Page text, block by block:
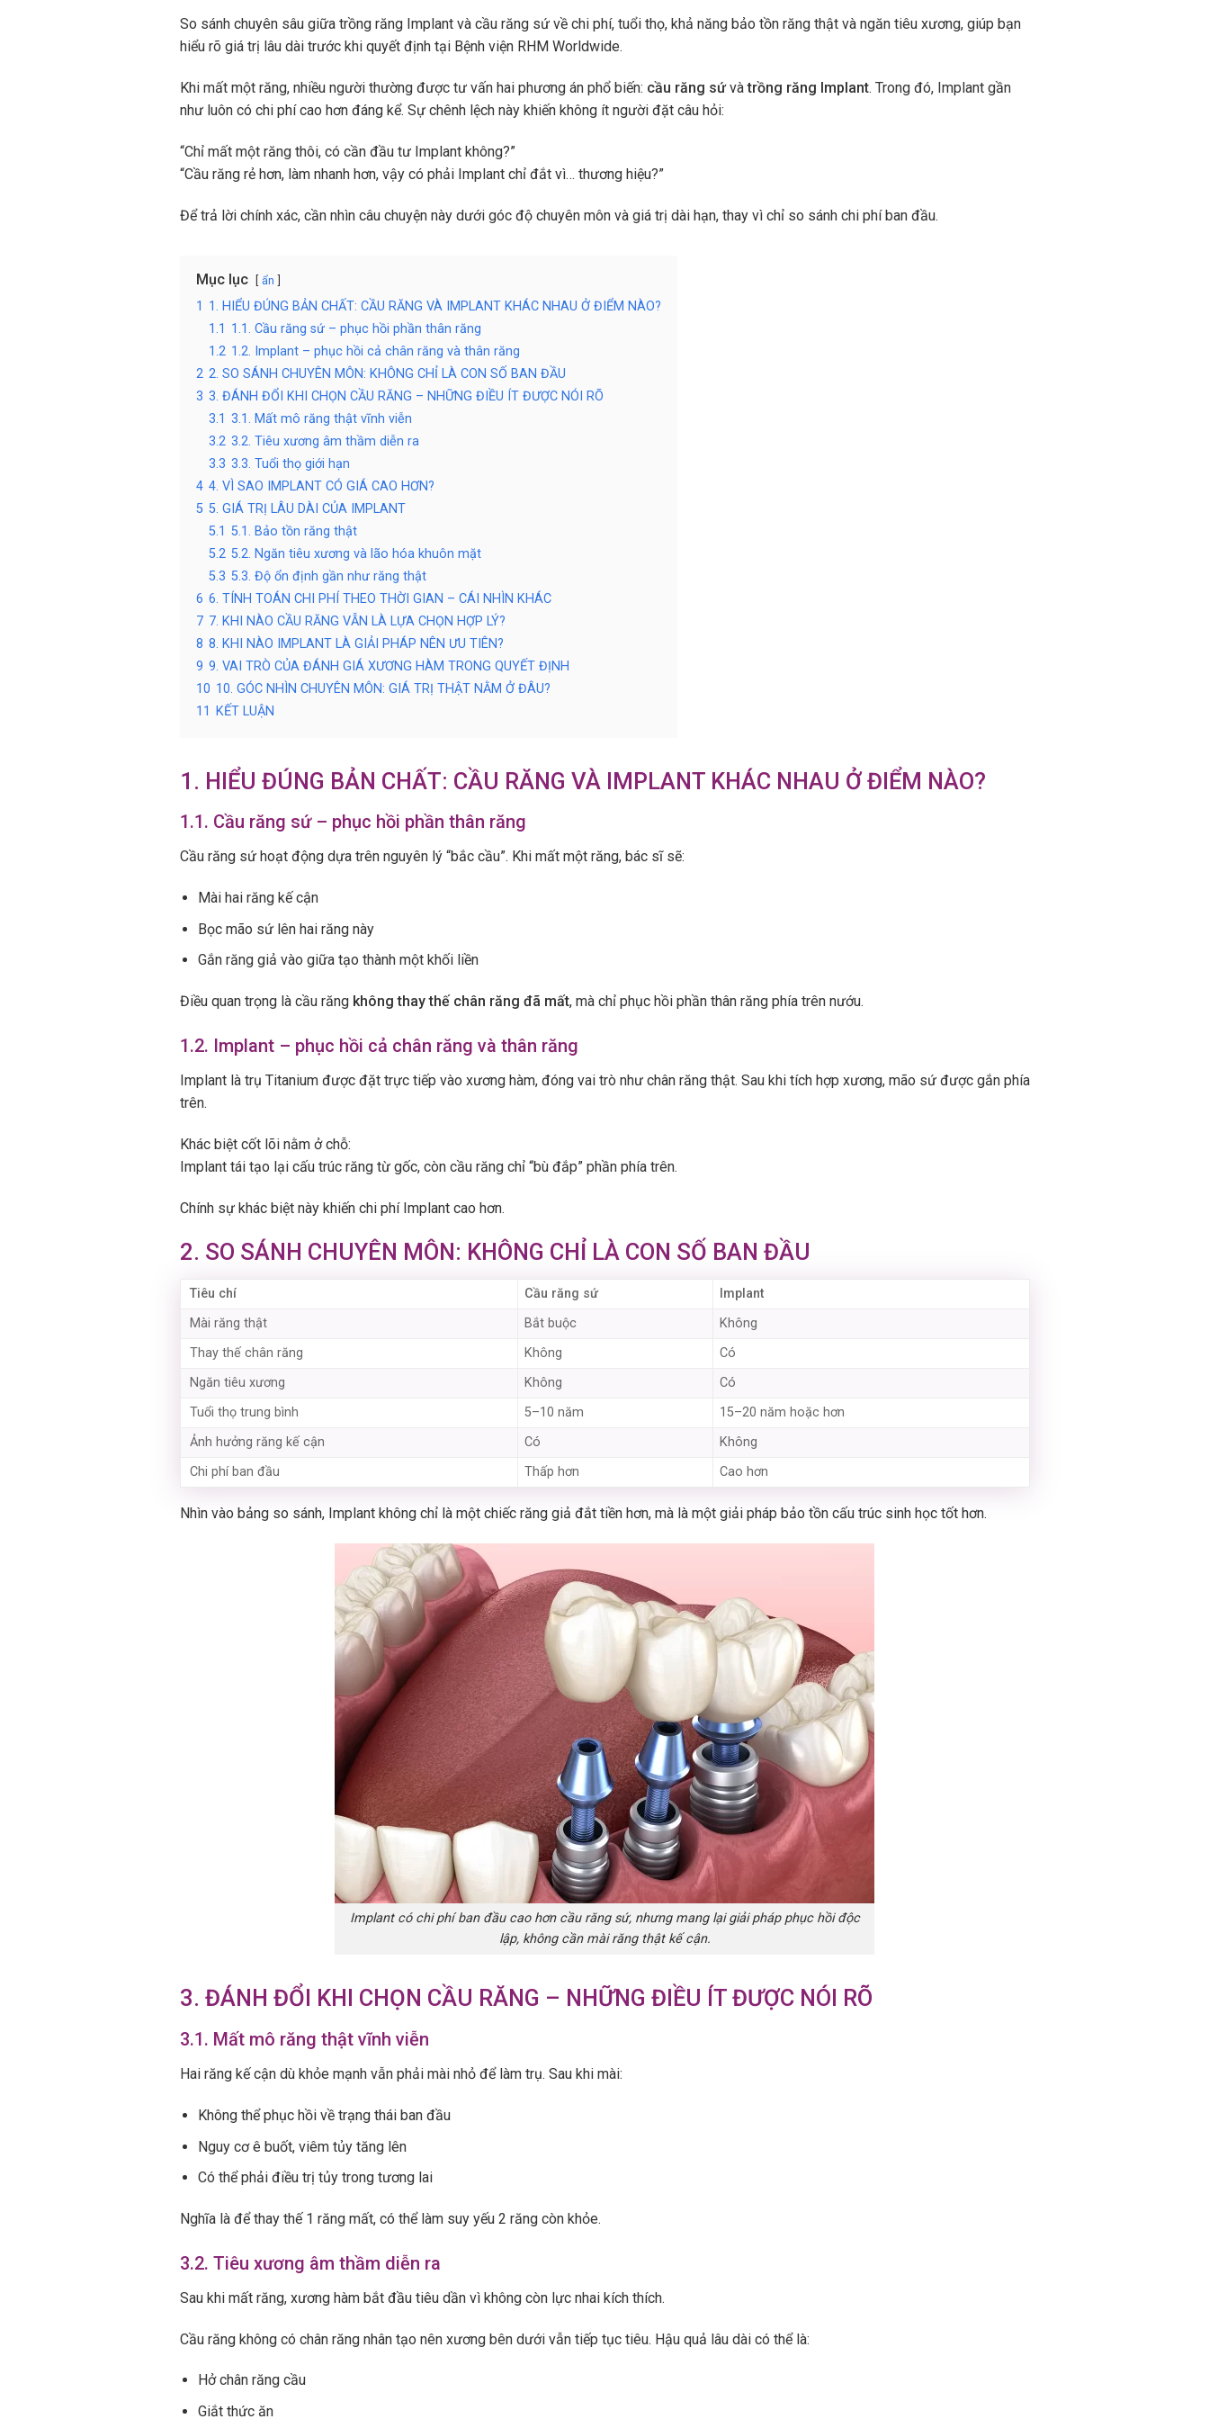
So sánh chuyên sâu giữa trồng răng Implant và cầu răng sứ về chi phí, tuổi thọ, khả năng bảo tồn răng thật và ngăn tiêu xương, giúp bạn
hiểu rõ giá trị lâu dài trước khi quyết định tại Bệnh viện RHM Worldwide.
Khi mất một răng, nhiều người thường được tư vấn hai phương án phổ biến: cầu răng sứvàtrồng răng Implant. Trong đó, Implant gần
như luôn có chi phí cao hơn đáng kể. Sự chênh lệch này khiến không ít người đặt câu hỏi:
“Chỉ mất một răng thôi, có cần đầu tư Implant không?”
“Cầu răng rẻ hơn, làm nhanh hơn, vậy có phải Implant chỉ đắt vì… thương hiệu?”
Để trả lời chính xác, cần nhìn câu chuyện này dưới góc độ chuyên môn và giá trị dài hạn, thay vì chỉ so sánh chi phí ban đầu.
Mục lục ẩn
1 1. HIỂU ĐÚNG BẢN CHẤT: CẦU RĂNG VÀ IMPLANT KHÁC NHAU Ở ĐIỂM NÀO?
1.1 1.1. Cầu răng sứ – phục hồi phần thân răng
1.2 1.2. Implant – phục hồi cả chân răng và thân răng
2 2. SO SÁNH CHUYÊN MÔN: KHÔNG CHỈ LÀ CON SỐ BAN ĐẦU
3 3. ĐÁNH ĐỔI KHI CHỌN CẦU RĂNG – NHỮNG ĐIỀU ÍT ĐƯỢC NÓI RÕ
3.1 3.1. Mất mô răng thật vĩnh viễn
3.2 3.2. Tiêu xương âm thầm diễn ra
3.3 3.3. Tuổi thọ giới hạn
4 4. VÌ SAO IMPLANT CÓ GIÁ CAO HƠN?
5 5. GIÁ TRỊ LÂU DÀI CỦA IMPLANT
5.1 5.1. Bảo tồn răng thật
5.2 5.2. Ngăn tiêu xương và lão hóa khuôn mặt
5.3 5.3. Độ ổn định gần như răng thật
6 6. TÍNH TOÁN CHI PHÍ THEO THỜI GIAN – CÁI NHÌN KHÁC
7 7. KHI NÀO CẦU RĂNG VẪN LÀ LỰA CHỌN HỢP LÝ?
8 8. KHI NÀO IMPLANT LÀ GIẢI PHÁP NÊN ƯU TIÊN?
9 9. VAI TRÒ CỦA ĐÁNH GIÁ XƯƠNG HÀM TRONG QUYẾT ĐỊNH
10 10. GÓC NHÌN CHUYÊN MÔN: GIÁ TRỊ THẬT NẰM Ở ĐÂU?
11
KẾT LUẬN
1. HIỂU ĐÚNG BẢN CHẤT: CẦU RĂNG VÀ IMPLANT KHÁC NHAU Ở ĐIỂM NÀO?
1.1. Cầu răng sứ – phục hồi phần thân răng
Cầu răng sứ hoạt động dựa trên nguyên lý “bắc cầu”. Khi mất một răng, bác sĩ sẽ:
Mài hai răng kế cận
Bọc mão sứ lên hai răng này
Gắn răng giả vào giữa tạo thành một khối liền
Điều quan trọng là cầu răng không thay thế chân răng đã mất, mà chỉ phục hồi phần thân răng phía trên nướu.
1.2. Implant – phục hồi cả chân răng và thân răng
Implant là trụ Titanium được đặt trực tiếp vào xương hàm, đóng vai trò như chân răng thật. Sau khi tích hợp xương, mão sứ được gắn phía
trên.
Khác biệt cốt lõi nằm ở chỗ:
Implant tái tạo lại cấu trúc răng từ gốc, còn cầu răng chỉ “bù đắp” phần phía trên.
Chính sự khác biệt này khiến chi phí Implant cao hơn.
2. SO SÁNH CHUYÊN MÔN: KHÔNG CHỈ LÀ CON SỐ BAN ĐẦU
Tiêu chí Cầu răng sứ
Implant
Mài răng thật
Bắt buộc
Không
Thay thế chân răng
Không
Có
Ngăn tiêu xương
Không
Có
Tuổi thọ trung bình
5–10 năm
15–20 năm hoặc hơn
Ảnh hưởng răng kế cận
Có
Không
Chi phí ban đầu
Thấp hơn Cao hơn
Nhìn vào bảng so sánh, Implant không chỉ là một chiếc răng giả đắt tiền hơn, mà là một giải pháp bảo tồn cấu trúc sinh học tốt hơn.
Implant có chi phí ban đầu cao hơn cầu răng sứ, nhưng mang lại giải pháp phục hồi độc
lập, không cần mài răng thật kế cận.
3. ĐÁNH ĐỔI KHI CHỌN CẦU RĂNG – NHỮNG ĐIỀU ÍT ĐƯỢC NÓI RÕ
3.1. Mất mô răng thật vĩnh viễn
Hai răng kế cận dù khỏe mạnh vẫn phải mài nhỏ để làm trụ. Sau khi mài:
Không thể phục hồi về trạng thái ban đầu
Nguy cơ ê buốt, viêm tủy tăng lên
Có thể phải điều trị tủy trong tương lai
Nghĩa là để thay thế 1 răng mất, có thể làm suy yếu 2 răng còn khỏe.
3.2. Tiêu xương âm thầm diễn ra
Sau khi mất răng, xương hàm bắt đầu tiêu dần vì không còn lực nhai kích thích.
Cầu răng không có chân răng nhân tạo nên xương bên dưới vẫn tiếp tục tiêu. Hậu quả lâu dài có thể là:
Hở chân răng cầu
Giắt thức ăn